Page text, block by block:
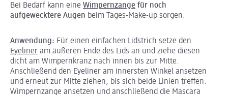
Bei Bedarf kann eine Wimpernzange für noch
aufgewecktere Augen beim Tages-Make-up sorgen.
Anwendung: Für einen einfachen Lidstrich setze den
Eyeliner am äußeren Ende des Lids an und ziehe diesen
dicht am Wimpernkranz nach innen bis zur Mitte.
Anschließend den Eyeliner am innersten Winkel ansetzen
und erneut zur Mitte ziehen, bis sich beide Linien treffen.
Wimpernzange ansetzen und anschließend die Mascara